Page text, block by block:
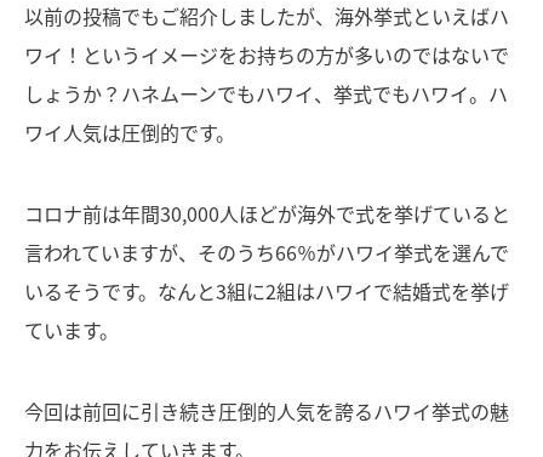
以前の投稿でもご紹介しましたが、海外挙式といえばハ
ワイ！というイメージをお持ちの方が多いのではないで
しょうか？ハネムーンでもハワイ、挙式でもハワイ。ハ
ワイ人気は圧倒的です。
コロナ前は年間30,000人ほどが海外で式を挙げていると
言われていますが、そのうち66％がハワイ挙式を選んで
いるそうです。なんと3組に2組はハワイで結婚式を挙げ
ています。
今回は前回に引き続き圧倒的人気を誇るハワイ挙式の魅
力をお伝えしていきます。